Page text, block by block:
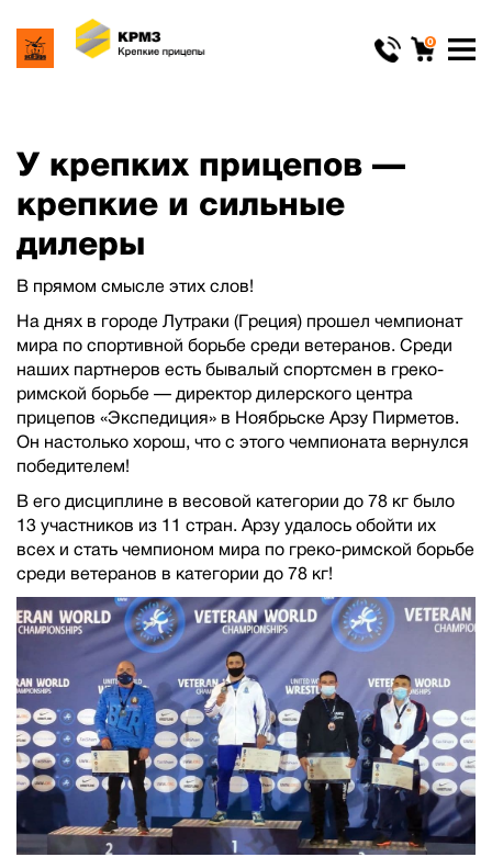
0
У крепких прицепов —
крепкие и сильные
дилеры
В прямом смысле этих слов!
На днях в городе Лутраки (Греция) прошел чемпионат
мира по спортивной борьбе среди ветеранов. Среди
наших партнеров есть бывалый спортсмен в греко-
римской борьбе — директор дилерского центра
прицепов «Экспедиция» в Ноябрьске Арзу Пирметов.
Он настолько хорош, что с этого чемпионата вернулся
победителем!
В его дисциплине в весовой категории до 78 кг было
13 участников из 11 стран. Арзу удалось обойти их
всех и стать чемпионом мира по греко-римской борьбе
среди ветеранов в категории до 78 кг!